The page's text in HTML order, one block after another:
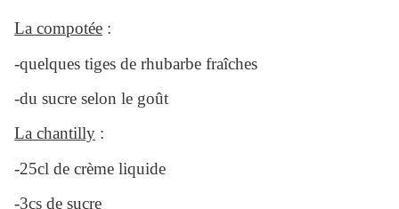
La compotée :
-quelques tiges de rhubarbe fraîches
-du sucre selon le goût
La chantilly :
-25cl de crème liquide
-3cs de sucre